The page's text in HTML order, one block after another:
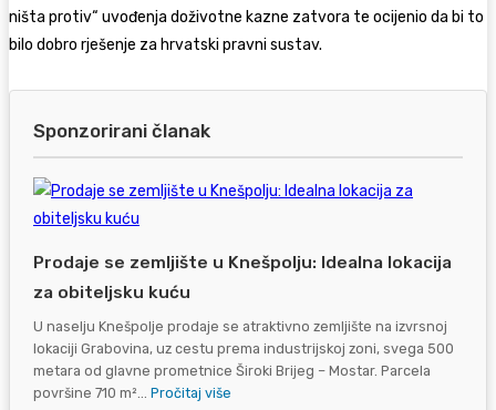
ništa protiv“ uvođenja doživotne kazne zatvora te ocijenio da bi to
bilo dobro rješenje za hrvatski pravni sustav.
Sponzorirani članak
Prodaje se zemljište u Knešpolju: Idealna lokacija
za obiteljsku kuću
U naselju Knešpolje prodaje se atraktivno zemljište na izvrsnoj
lokaciji Grabovina, uz cestu prema industrijskoj zoni, svega 500
metara od glavne prometnice Široki Brijeg – Mostar. Parcela
površine 710 m²... Pročitaj više